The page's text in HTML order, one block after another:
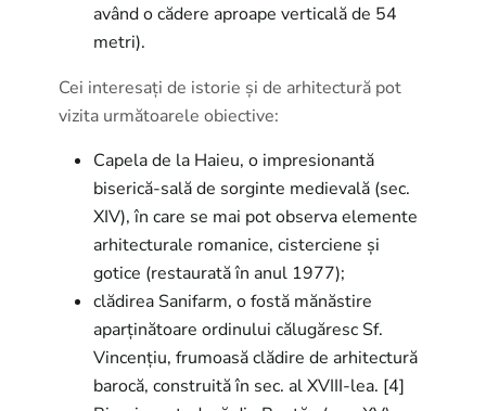
având o cădere aproape verticală de 54
metri).
Cei interesați de istorie și de arhitectură pot
vizita următoarele obiective:
Capela de la Haieu, o impresionantă
biserică-sală de sorginte medievală (sec.
XIV), în care se mai pot observa elemente
arhitecturale romanice, cisterciene și
gotice (restaurată în anul 1977);
clădirea Sanifarm, o fostă mănăstire
aparținătoare ordinului călugăresc Sf.
Vincențiu, frumoasă clădire de arhitectură
barocă, construită în sec. al XVIII-lea. [4]